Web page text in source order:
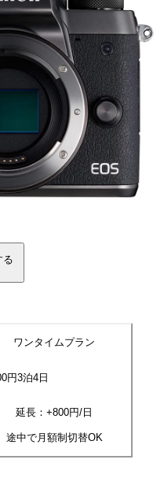
る
ワンタイムプラン
円3泊4日
延長：+800円/日
途中で月額制切替OK